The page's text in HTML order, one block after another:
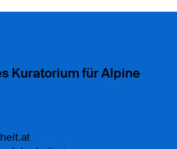
Kuratorium für Alpine